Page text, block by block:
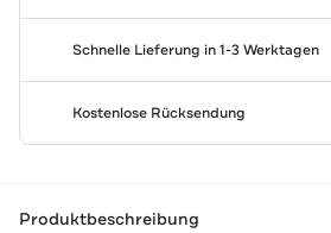
Schnelle Lieferung in 1-3 Werktagen
Kostenlose Rücksendung
Produktbeschreibung